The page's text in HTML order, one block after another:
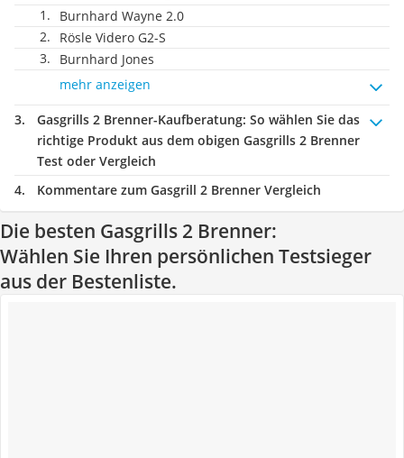
Burnhard Wayne 2.0
Rösle Videro G2-S
Burnhard Jones
mehr anzeigen
Gasgrills 2 Brenner-Kaufberatung: So wählen Sie das
richtige Produkt aus dem obigen Gasgrills 2 Brenner
Test oder Vergleich
Kommentare zum Gasgrill 2 Brenner Vergleich
Die besten Gasgrills 2 Brenner:
Wählen Sie Ihren persönlichen Testsieger
aus der Bestenliste.